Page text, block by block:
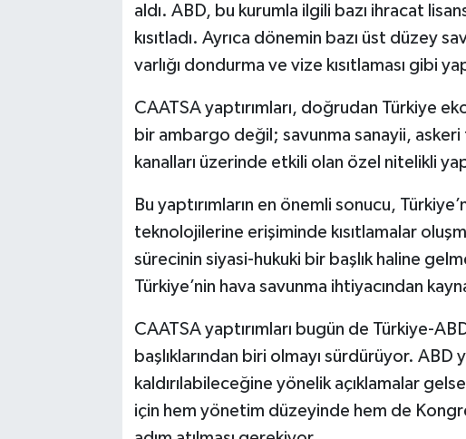
aldı. ABD, bu kurumla ilgili bazı ihracat
kısıtladı. Ayrıca dönemin bazı üst düzey
varlığı dondurma ve vize kısıtlaması gibi
CAATSA yaptırımları, doğrudan Türkiye
bir ambargo değil; savunma sanayii,
kanalları üzerinde etkili olan özel nitelikli
Bu yaptırımların en önemli sonucu,
teknolojilerine erişiminde kısıtlamalar
sürecinin siyasi-hukuki bir başlık haline
Türkiye’nin hava savunma ihtiyacından
CAATSA yaptırımları bugün de Türkiye-
başlıklarından biri olmayı sürdürüyor. ABD
kaldırılabileceğine yönelik açıklamalar
için hem yönetim düzeyinde hem de